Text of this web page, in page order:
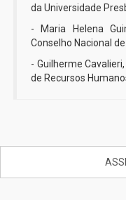
da Universidade
- Maria Helena
Conselho Nacional
- Guilherme
de Recursos